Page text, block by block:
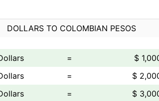
DOLLARS TO COLOMBIAN PESOS
=
$
=
$
=
$